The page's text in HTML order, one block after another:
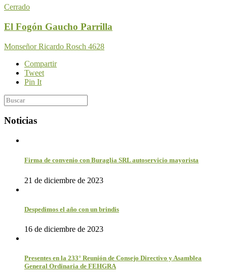
Cerrado
El Fogón Gaucho Parrilla
Monseñor Ricardo Rosch 4628
Compartir
Tweet
Pin It
Noticias
Firma de convenio con Buraglia SRL autoservicio mayorista
21 de diciembre de 2023
Despedimos el año con un brindis
16 de diciembre de 2023
Presentes en la 233° Reunión de Consejo Directivo y Asamblea
General Ordinaria de FEHGRA